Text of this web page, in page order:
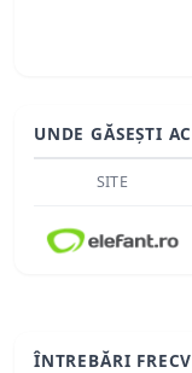
UNDE GĂSEȘTI
SITE
ÎNTREBĂRI